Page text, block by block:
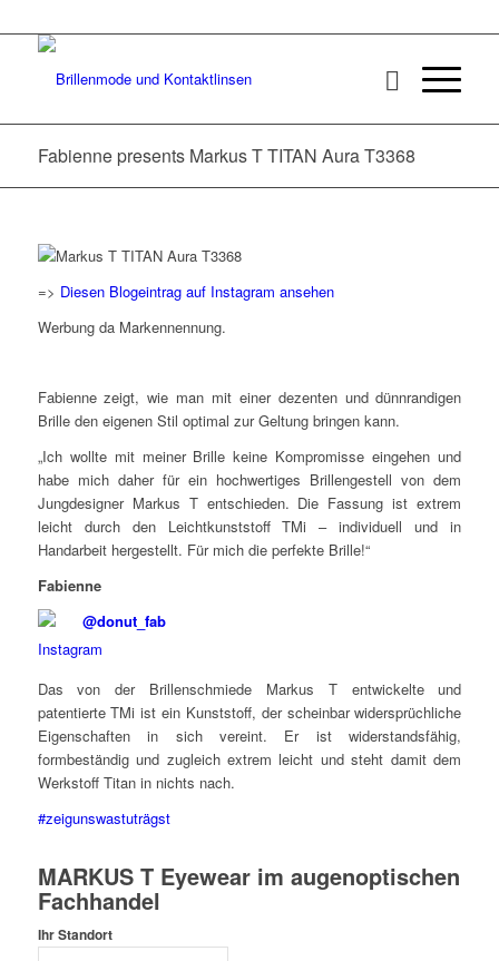
Fabienne presents Markus T TITAN Aura T3368
=> Diesen Blogeintrag auf Instagram ansehen
Werbung da Markennennung.
Fabienne zeigt, wie man mit einer dezenten und dünnrandigen
Brille den eigenen Stil optimal zur Geltung bringen kann.
„Ich wollte mit meiner Brille keine Kompromisse eingehen und
habe mich daher für ein hochwertiges Brillengestell von dem
Jungdesigner Markus T entschieden. Die Fassung ist extrem
leicht durch den Leichtkunststoff TMi – individuell und in
Handarbeit hergestellt. Für mich die perfekte Brille!“
Fabienne
@donut_fab
Das von der Brillenschmiede Markus T entwickelte und
patentierte TMi ist ein Kunststoff, der scheinbar widersprüchliche
Eigenschaften in sich vereint. Er ist widerstandsfähig,
formbeständig und zugleich extrem leicht und steht damit dem
Werkstoff Titan in nichts nach.
#zeigunswastuträgst
MARKUS T Eyewear im augenoptischen
Fachhandel
Ihr Standort